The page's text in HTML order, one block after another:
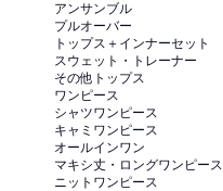
アンサンブル
プルオーバー
トップス＋インナーセット
スウェット・トレーナー
その他トップス
ワンピース
シャツワンピース
キャミワンピース
オールインワン
マキシ丈・ロングワンピース
ニットワンピース